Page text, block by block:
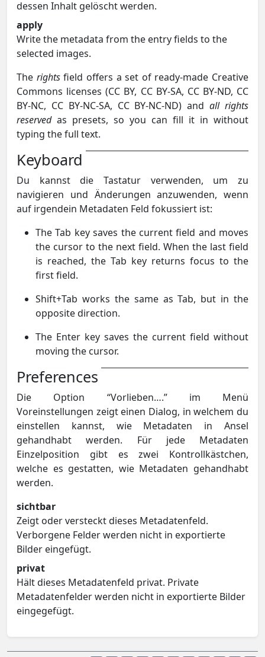
dessen Inhalt gelöscht werden.
apply
Write the metadata from the entry fields to the
selected images.
The rightsfield offers a set of ready-made Creative
Commons licenses (CC BY, CC BY-SA, CC BY-ND, CC
BY-NC, CC BY-NC-SA, CC BY-NC-ND) andall rights
reservedas presets, so you can fill it in without
typing the full text.
Keyboard
Du kannst die Tastatur verwenden, um zu
navigieren und Änderungen anzuwenden, wenn
auf irgendein Metadaten Feld fokussiert ist:
The Tab key saves the current field and moves
the cursor to the next field. When the last field
is reached, the Tab key returns focus to the
first field.
Shift+Tab works the same as Tab, but in the
opposite direction.
The Enter key saves the current field without
moving the cursor.
Preferences
Die Option “Vorlieben….” im Menü
Voreinstellungen zeigt einen Dialog, in welchem du
einstellen kannst, wie Metadaten in Ansel
gehandhabt werden. Für jede Metadaten
Einzelposition gibt es zwei Kontrollkästchen,
welche es gestatten, wie Metadaten gehandhabt
werden.
sichtbar
Zeigt oder versteckt dieses Metadatenfeld.
Verborgene Felder werden nicht in exportierte
Bilder eingefügt.
privat
Hält dieses Metadatenfeld privat. Private
Metadatenfelder werden nicht in exportierte Bilder
eingegefügt.